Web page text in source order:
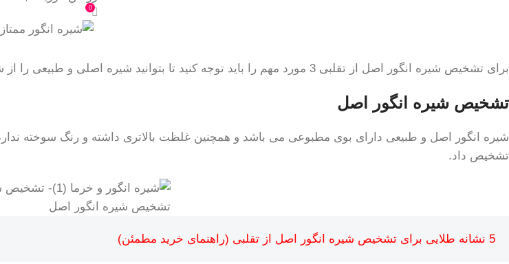
0
برای تشخیص شیره انگور اصل از تقلبی 3 مورد مهم را باید توجه کنید تا بتوانید شیره اصلی و طبیعی را از شیره تقلبی و بی کیفیت تشخیص دهید.
تشخیص شیره انگور اصل
شیره انگور اصل و طبیعی دارای بوی مطبوعی می باشد و همچنین غلظت بالاتری داشته و رنگ سوخته
تشخیص داد.
تشخیص شیره انگور اصل
5 نشانه طلایی برای تشخیص شیره انگور اصل از تقلبی (راهنمای خرید مطمئن)